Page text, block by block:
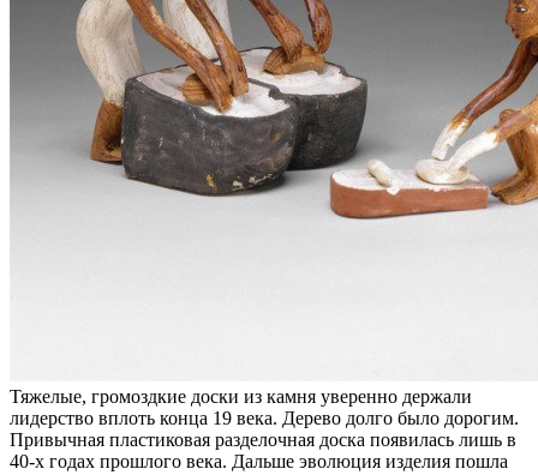
Тяжелые, громоздкие доски из камня уверенно держали
лидерство вплоть конца 19 века. Дерево долго было дорогим.
Привычная пластиковая разделочная доска появилась лишь в
40-х годах прошлого века. Дальше эволюция изделия пошла